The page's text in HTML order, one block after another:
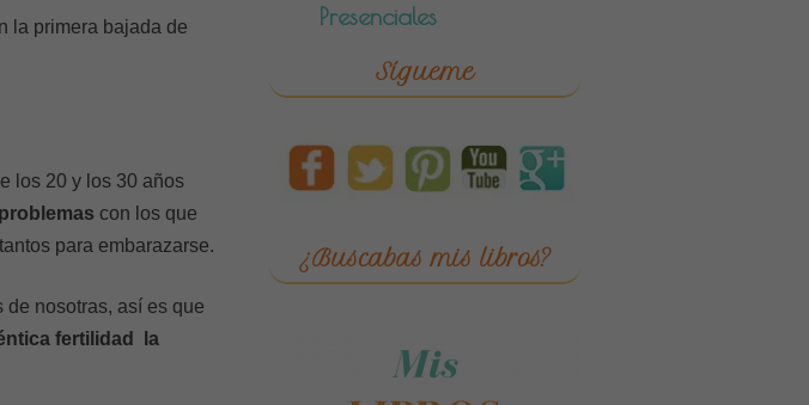
la primera bajada de
los 20 y los 30 años
con los que
para embarazarse.
de nosotras, así es que
fertilidad la
Presenciales
Sígueme
¿Buscabas mis libros?